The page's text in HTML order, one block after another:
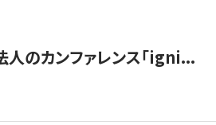
人のカンファレンス「igni...